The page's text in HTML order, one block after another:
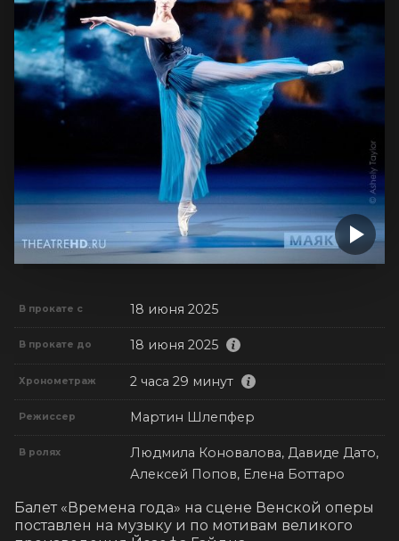
В прокате с 18 июня 2025
В прокате до 18 июня 2025
Хронометраж 2 часа 29 минут
Режиссер Мартин Шлепфер
В ролях
Людмила Коновалова, Давиде Дато,
Алексей Попов, Елена Боттаро
Балет «Времена года» на сцене Венской оперы
поставлен на музыку и по мотивам великого